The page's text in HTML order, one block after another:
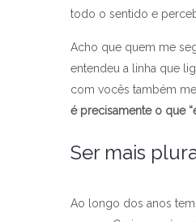
todo o sentido e
Acho que quem me
entendeu a linha que
com vocês também
é precisamente o que
Ser mais
Ao longo dos anos